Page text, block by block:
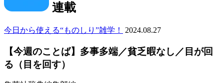
連載
今日から使える“ものしり”雑学！ 2024.08.27
【今週のことば】多事多端／貧乏暇なし／目が回
る（目を回す）